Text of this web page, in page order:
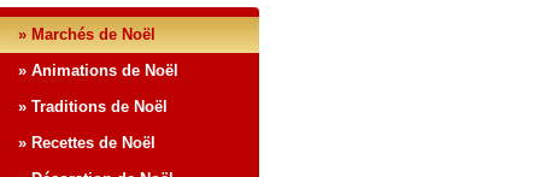
» Marchés de Noël
» Animations de Noël
» Traditions de Noël
» Recettes de Noël